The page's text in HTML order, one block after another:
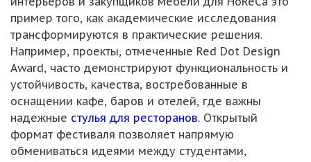
пример того, как академические исследования
трансформируются в практические решения.
Например, проекты, отмеченные Red Dot Design
Award, часто демонстрируют функциональность и
устойчивость, качества, востребованные в
оснащении кафе, баров и отелей, где важны
надежные стулья для ресторанов. Открытый
формат фестиваля позволяет напрямую
обмениваться идеями между студентами,